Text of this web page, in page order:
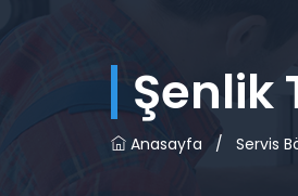
Şenlik
Anasayfa / Servis